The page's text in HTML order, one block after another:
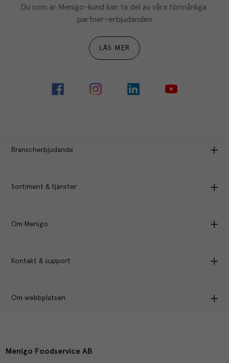
Du som är Menigo-kund kan ta del av våra förmånliga
partner-erbjudanden
LÄS MER
Branscherbjudande
Sortiment & tjänster
Om Menigo
Kontakt & support
Om webbplatsen
Menigo Foodservice AB